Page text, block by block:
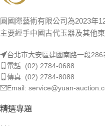
圓國際藝術有限公司為2023年
主要經手中國古代玉器及其他
台北市大安區建國南路一段
電話: (02) 2784-0688
傳真: (02) 2784-8088
Email: service@yuan-
精選專題